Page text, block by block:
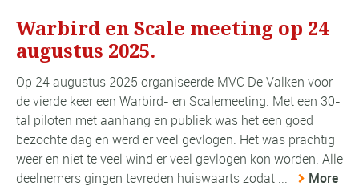
Warbird en Scale meeting op 24
augustus 2025.
Op 24 augustus 2025 organiseerde MVC De Valken voor
de vierde keer een Warbird- en Scalemeeting. Met een 30-
tal piloten met aanhang en publiek was het een goed
bezochte dag en werd er veel gevlogen. Het was prachtig
weer en niet te veel wind er veel gevlogen kon worden. Alle
deelnemers gingen tevreden huiswaarts zodat ...
More